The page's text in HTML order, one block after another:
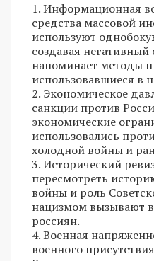
1. Информационная
средства массовой
используют
создавая негативный
напоминает методы
использовавшиеся в
2. Экономическое
санкции против
экономические
использовались
холодной войны и
3. Исторический
пересмотреть
войны и роль
нацизмом вызывают
россиян.
4. Военная
военного